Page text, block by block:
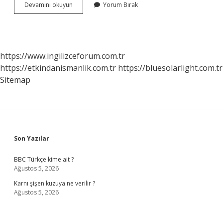
Devamını okuyun
Tv
Yorum Bırak
https://www.ingilizceforum.com.tr
https://etkindanismanlik.com.tr https://bluesolarlight.com.tr
Sitemap
Sidebar
Son Yazılar
BBC Türkçe kime ait ?
Ağustos 5, 2026
Karnı şişen kuzuya ne verilir ?
Ağustos 5, 2026